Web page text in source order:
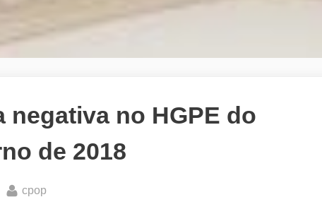
negativa no HGPE do
de 2018
By
cpop